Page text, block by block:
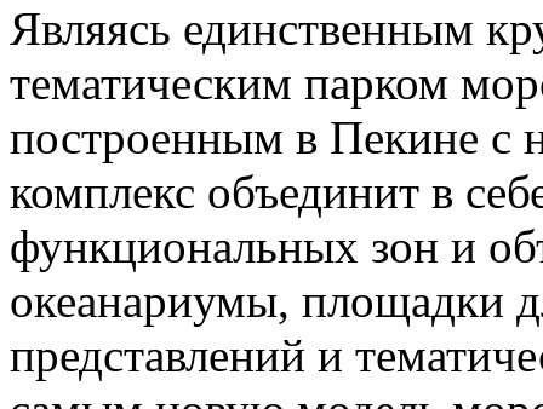
Являясь единственным
тематическим парком
построенным в Пекине с
комплекс объединит в
функциональных зон и
океанариумы, площадки
представлений и